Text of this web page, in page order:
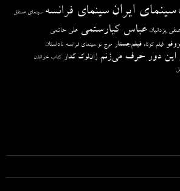
سینمای ایران سینمای فرانسه سینمای مستقل
صفی یزدانیان عباس کیارستمی علی حاتمی
فیلم کوتاه فیلم‌جستار موج نو سینمای فرانسه ناداستان
این دور حرف می‌زنم ژان‌لوک گدار کتاب خواندن